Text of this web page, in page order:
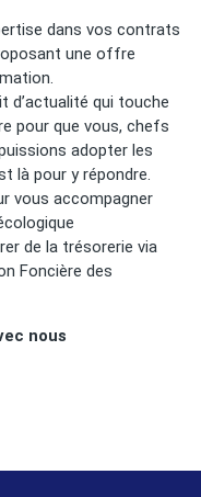
dans vos contrats
une offre
d’actualité qui touche
pour que vous, chefs
adopter les
là pour y répondre.
vous accompagner
de la trésorerie via
Foncière des
nous